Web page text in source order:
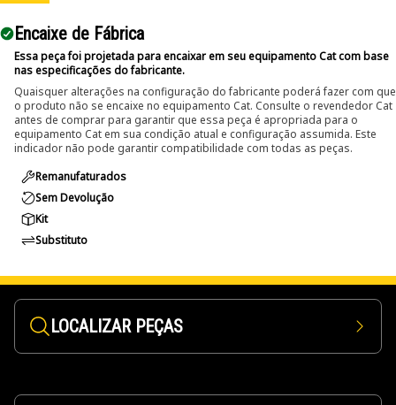
Encaixe de Fábrica
Essa peça foi projetada para encaixar em seu equipamento Cat com base
nas especificações do fabricante.
Quaisquer alterações na configuração do fabricante poderá fazer com que
o produto não se encaixe no equipamento Cat. Consulte o revendedor Cat
antes de comprar para garantir que essa peça é apropriada para o
equipamento Cat em sua condição atual e configuração assumida. Este
indicador não pode garantir compatibilidade com todas as peças.
Remanufaturados
Sem Devolução
Kit
Substituto
LOCALIZAR PEÇAS